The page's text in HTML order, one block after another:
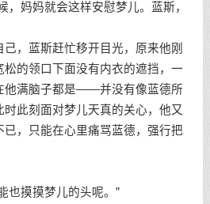
，妈妈就会这样安慰梦儿。蓝斯，
，蓝斯赶忙移开目光，原来他刚
的领口下面没有内衣的遮挡，一
他满脑子都是——并没有像蓝德所
此刻面对梦儿天真的关心，他又
已，只能在心里痛骂蓝德，强行把
也摸摸梦儿的头呢。”